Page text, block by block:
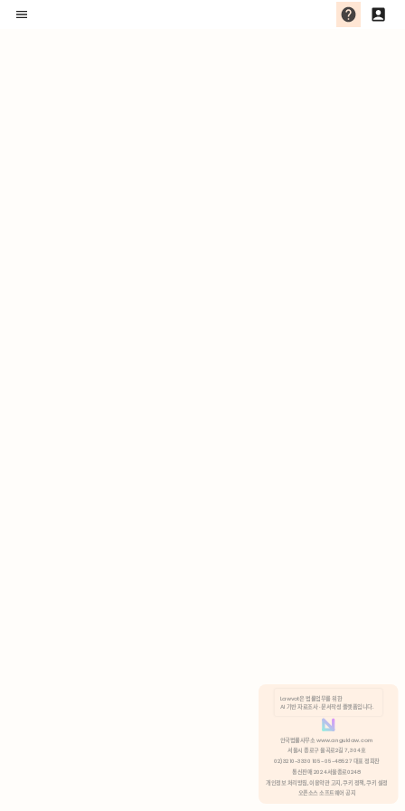
분석 쿠키 허용
Lawvot은 법률업무를 위한
AI 기반 자료조사 · 문서작성 플랫폼입니다.
안국법률사무소 www.anguklaw.com
서울시 종로구 율곡로2길 7, 304호
02)3210-3330 105-05-48527 대표 정희찬
통신판매 2024서울종로0248
개인정보 처리방침, 이용약관 고지, 쿠키 정책, 쿠키 설정
오픈소스 소프트웨어 공지